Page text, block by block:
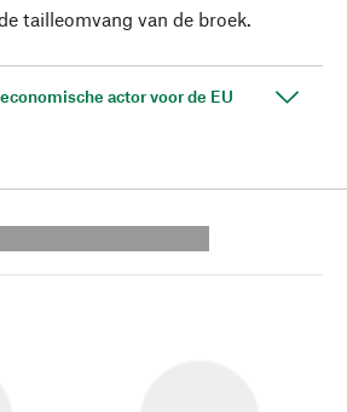
tailleomvang van de broek.
actor voor de EU